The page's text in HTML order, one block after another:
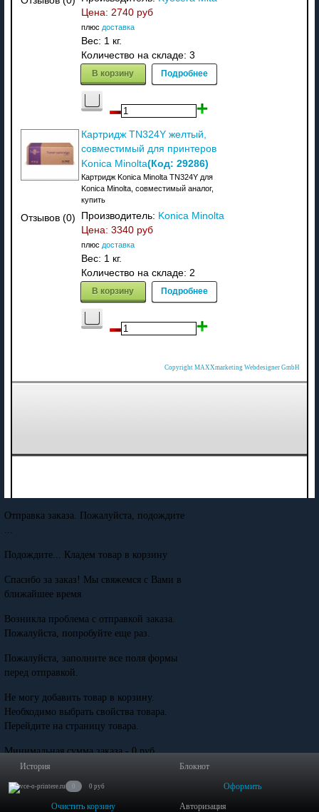
Цена: 2740 руб
плюс доставка
Вес: 1 кг.
Количество на складе: 3
В корзину Подробнее
Отзывов (0)
Картридж TN324Y желтый,
совместимый для принтеров
Konica Minolta(Код: 29286)
Картридж Konica Minolta TN324Y для
Konica Minolta, совместимый аналог,
купить
Производитель: Konica Minolta
Цена: 3340 руб
плюс доставка
Вес: 1 кг.
Количество на складе: 2
В корзину Подробнее
Copyright MAXXmarketing Webdesigner GmbH
История Блокнот
0 0 руб
Оформить
Очистить корзину
Авторизация
Отправка заказа. Пожалуйста, подождите
Подождите... Кладем товар в корзину
Спасибо за заказ! Мы свяжемся с Вами в
ближайшее время
Возникла проблема с отправкой заказа.
Пожалуйста, попробуйте еще раз.
Пожалуйста, заполните все поля формы
перед отправкой.
Не могу добавить товар в корзину.
Необходимо выбрать свойства товара.
Перейдите на страницу товара.
Минимальная сумма заказа - 0 руб.